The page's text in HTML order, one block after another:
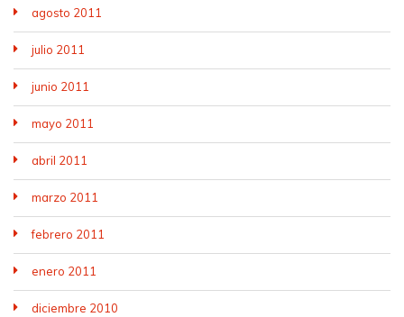
agosto 2011
julio 2011
junio 2011
mayo 2011
abril 2011
marzo 2011
febrero 2011
enero 2011
diciembre 2010